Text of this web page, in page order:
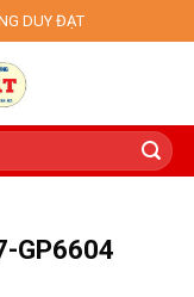
DUY ĐẠT
GP6604